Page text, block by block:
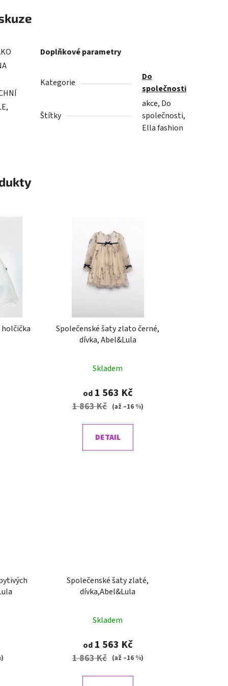
Doplňkové parametry
Kategorie
Do
společnosti
Štítky
akce, Do
společnosti,
Ella fashion
Společenské šaty zlato černé,
dívka, Abel&Lula
Skladem
od1 563 Kč
1 863 Kč (až –16 %)
DETAIL
Společenské šaty zlaté,
dívka,Abel&Lula
Skladem
od1 563 Kč
1 863 Kč (až –16 %)